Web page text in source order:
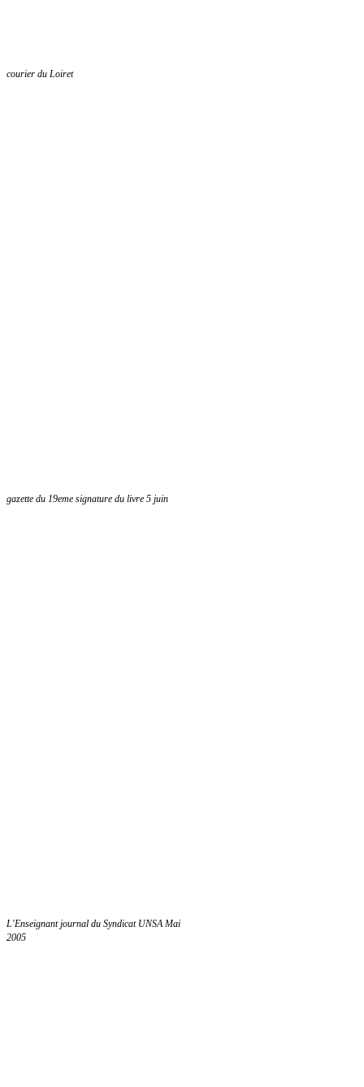
courier du Loiret
gazette du 19eme signature du livre 5 juin
L'Enseignant journal du Syndicat UNSA Mai
2005